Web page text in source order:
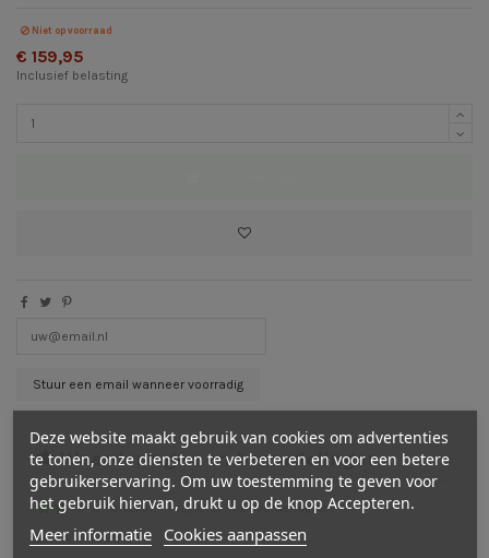
Niet op voorraad
€ 159,95
Inclusief belasting
Waarderingen en beoordelingen
(2/5)-1cijfer(s) -1 beoordeling(en)
Bekijk verdeling
Deze website maakt gebruik van cookies om advertenties
te tonen, onze diensten te verbeteren en voor een betere
gebruikerservaring. Om uw toestemming te geven voor
het gebruik hiervan, drukt u op de knop Accepteren.
Meer informatie Cookies aanpassen